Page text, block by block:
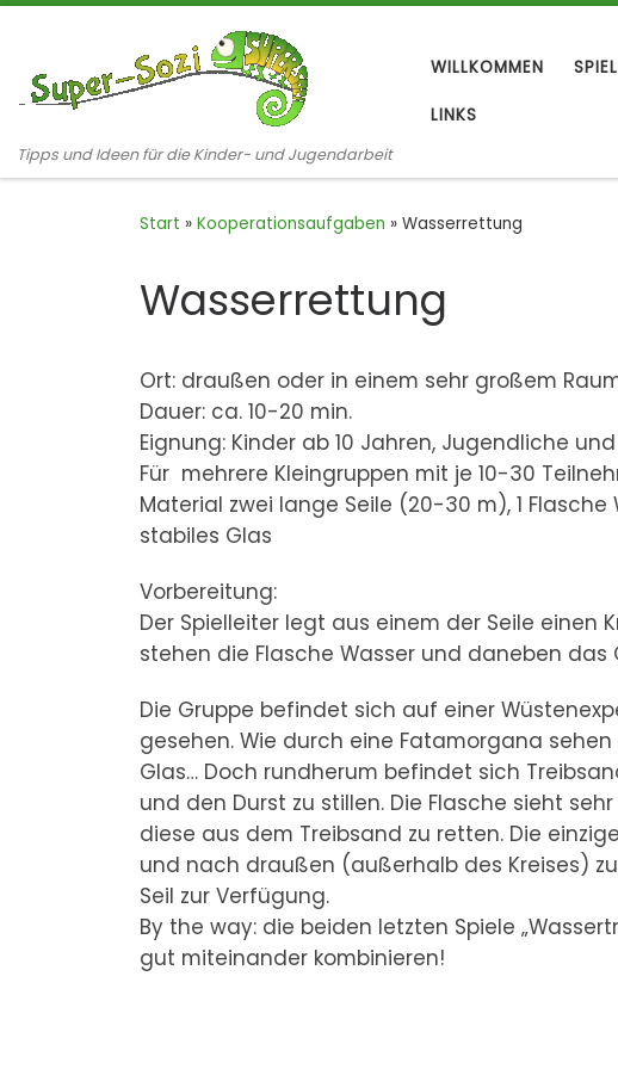
Tipps und Ideen für die Kinder- und Jugendarbeit
WILLKOMMEN
LINKS
Start » Kooperationsaufgaben » Wasserrettung
Wasserrettung
Ort: draußen oder in einem sehr großem
Dauer: ca. 10-20 min.
Eignung: Kinder ab 10 Jahren, Jugendliche
Für mehrere Kleingruppen mit je 10-30
Material zwei lange Seile (20-30 m), 1
stabiles Glas
Vorbereitung:
Der Spielleiter legt aus einem der Seile einen
stehen die Flasche Wasser und daneben das
Die Gruppe befindet sich auf einer
gesehen. Wie durch eine Fatamorgana
Glas… Doch rundherum befindet sich
und den Durst zu stillen. Die Flasche sieht
diese aus dem Treibsand zu retten. Die
und nach draußen (außerhalb des Kreises)
Seil zur Verfügung.
By the way: die beiden letzten Spiele
gut miteinander kombinieren!